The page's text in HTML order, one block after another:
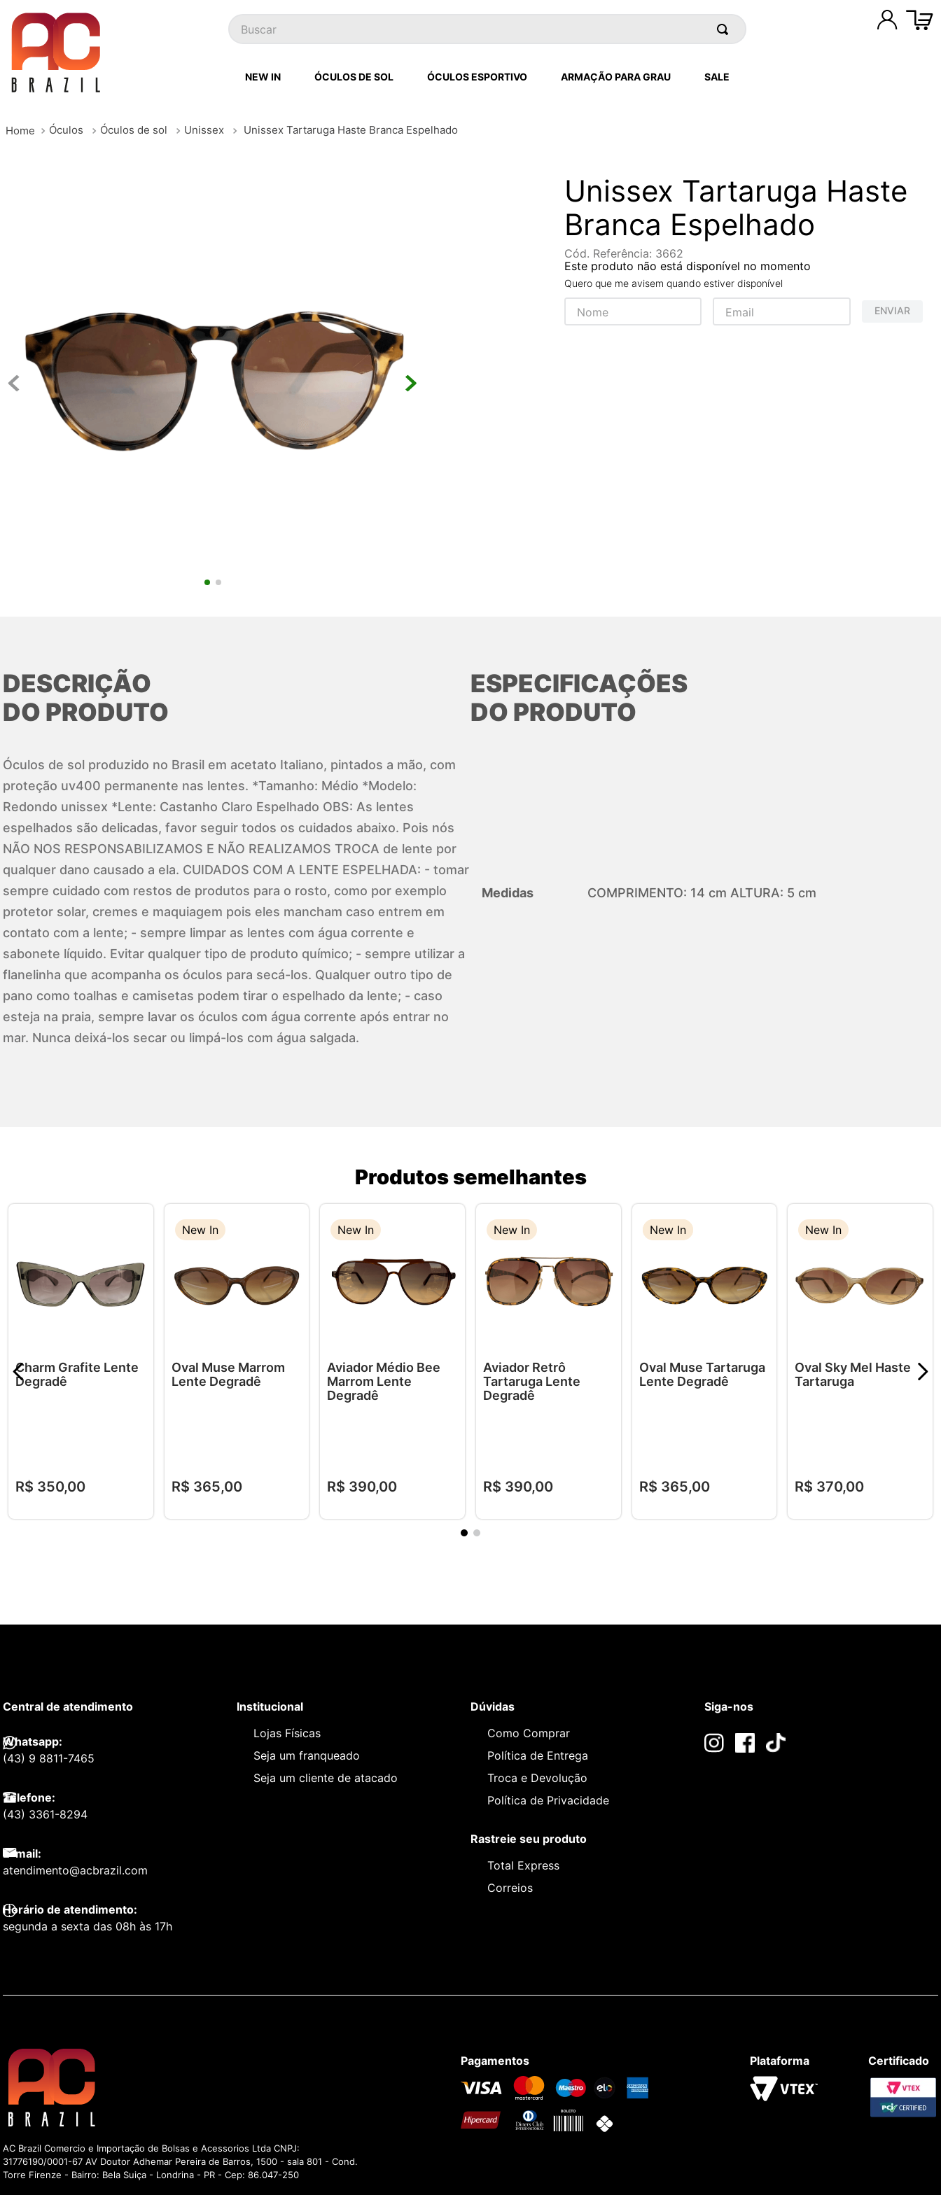
Buscar
NEW IN ÓCULOS DE SOL ÓCULOS ESPORTIVO ARMAÇÃO PARA GRAU SALE
Óculos Óculos de sol Unissex Unissex Tartaruga Haste Branca Espelhado
Unissex Tartaruga Haste
Branca Espelhado
Cód. Referência: 3662
Este produto não está disponível no momento
Quero que me avisem quando estiver disponível
ENVIAR
DESCRIÇÃO
DO PRODUTO
Óculos de sol produzido no Brasil em acetato Italiano, pintados a mão, com
proteção uv400 permanente nas lentes. *Tamanho: Médio *Modelo:
Redondo unissex *Lente: Castanho Claro Espelhado OBS: As lentes
espelhados são delicadas, favor seguir todos os cuidados abaixo. Pois nós
NÃO NOS RESPONSABILIZAMOS E NÃO REALIZAMOS TROCA de lente por
qualquer dano causado a ela. CUIDADOS COM A LENTE ESPELHADA: - tomar
sempre cuidado com restos de produtos para o rosto, como por exemplo
protetor solar, cremes e maquiagem pois eles mancham caso entrem em
contato com a lente; - sempre limpar as lentes com água corrente e
sabonete líquido. Evitar qualquer tipo de produto químico; - sempre utilizar a
flanelinha que acompanha os óculos para secá-los. Qualquer outro tipo de
pano como toalhas e camisetas podem tirar o espelhado da lente; - caso
esteja na praia, sempre lavar os óculos com água corrente após entrar no
mar. Nunca deixá-los secar ou limpá-los com água salgada.
ESPECIFICAÇÕES
DO PRODUTO
Medidas COMPRIMENTO: 14 cm ALTURA: 5 cm
Produtos semelhantes
Charm Grafite Lente
Degradê
R$ 350,00
New In
Oval Muse Marrom
Lente Degradê
R$ 365,00
New In
Aviador Médio Bee
Marrom Lente
Degradê
R$ 390,00
New In
Aviador Retrô
Tartaruga Lente
Degradê
R$ 390,00
New In
New In
Oval Muse Tartaruga
Lente Degradê
R$ 365,00
New In
Oval Sky Mel Haste
Tartaruga
R$ 370,00
Central de atendimento
Whatsapp:
(43) 9 8811-7465
Telefone:
(43) 3361-8294
E-mail:
atendimento@acbrazil.com
Horário de atendimento:
segunda a sexta das 08h às 17h
Institucional
Lojas Físicas
Seja um franqueado
Seja um cliente de atacado
Dúvidas
Como Comprar
Política de Entrega
Troca e Devolução
Política de Privacidade
Rastreie seu produto
Total Express
Correios
Siga-nos
AC Brazil Comercio e Importação de Bolsas e Acessorios Ltda CNPJ:
31776190/0001-67 AV Doutor Adhemar Pereira de Barros, 1500 - sala 801 - Cond.
Torre Firenze - Bairro: Bela Suiça - Londrina - PR - Cep: 86.047-250
Pagamentos Plataforma Certificado